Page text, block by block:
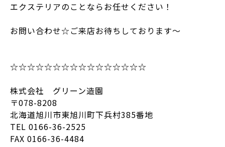
エクステリアのことならお任せください！
お問い合わせ☆ご来店お待ちしております～
☆☆☆☆☆☆☆☆☆☆☆☆☆☆☆☆
株式会社 グリーン造園
〒078-8208
北海道旭川市東旭川町下兵村385番地
TEL 0166-36-2525
FAX 0166-36-4484